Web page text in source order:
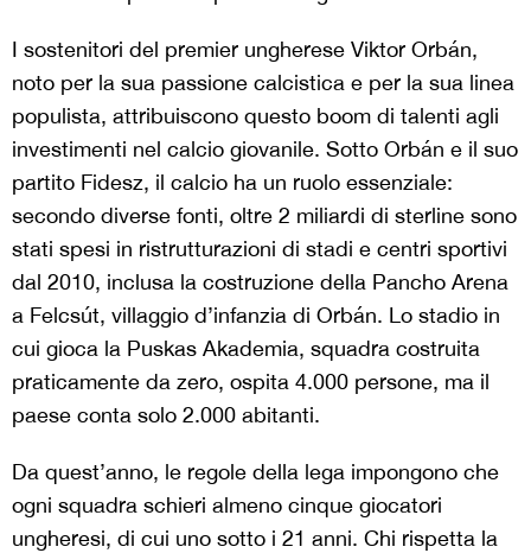
I sostenitori del premier ungherese Viktor Orbán,
noto per la sua passione calcistica e per la sua linea
populista, attribuiscono questo boom di talenti agli
investimenti nel calcio giovanile. Sotto Orbán e il suo
partito Fidesz, il calcio ha un ruolo essenziale:
secondo diverse fonti, oltre 2 miliardi di sterline sono
stati spesi in ristrutturazioni di stadi e centri sportivi
dal 2010, inclusa la costruzione della Pancho Arena
a Felcsút, villaggio d’infanzia di Orbán. Lo stadio in
cui gioca la Puskas Akademia, squadra costruita
praticamente da zero, ospita 4.000 persone, ma il
paese conta solo 2.000 abitanti.
Da quest’anno, le regole della lega impongono che
ogni squadra schieri almeno cinque giocatori
ungheresi, di cui uno sotto i 21 anni. Chi rispetta la